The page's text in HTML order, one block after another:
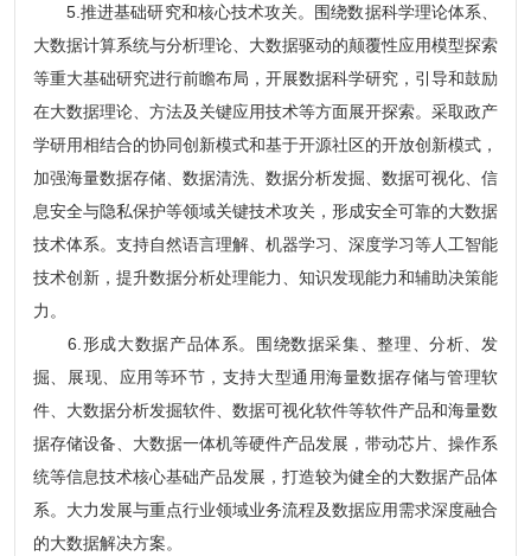
5.推进基础研究和核心技术攻关。围绕数据科学理论体系、
大数据计算系统与分析理论、大数据驱动的颠覆性应用模型探索
等重大基础研究进行前瞻布局，开展数据科学研究，引导和鼓励
在大数据理论、方法及关键应用技术等方面展开探索。采取政产
学研用相结合的协同创新模式和基于开源社区的开放创新模式，
加强海量数据存储、数据清洗、数据分析发掘、数据可视化、信
息安全与隐私保护等领域关键技术攻关，形成安全可靠的大数据
技术体系。支持自然语言理解、机器学习、深度学习等人工智能
技术创新，提升数据分析处理能力、知识发现能力和辅助决策能
力。
6.形成大数据产品体系。围绕数据采集、整理、分析、发
掘、展现、应用等环节，支持大型通用海量数据存储与管理软
件、大数据分析发掘软件、数据可视化软件等软件产品和海量数
据存储设备、大数据一体机等硬件产品发展，带动芯片、操作系
统等信息技术核心基础产品发展，打造较为健全的大数据产品体
系。大力发展与重点行业领域业务流程及数据应用需求深度融合
的大数据解决方案。